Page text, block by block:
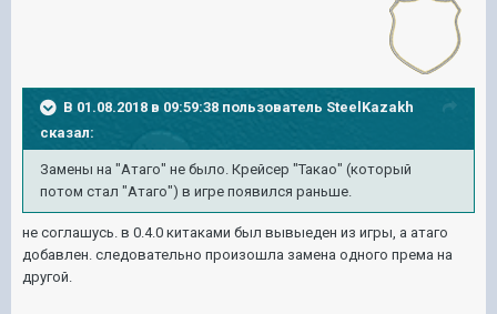
В 01.08.2018 в 09:59:38 пользователь SteelKazakh
сказал:
Замены на "Атаго" не было. Крейсер "Такао" (который
потом стал "Атаго") в игре появился раньше.
не соглашусь. в 0.4.0 китаками был вывыеден из игры, а атаго
добавлен. следовательно произошла замена одного према на
другой.